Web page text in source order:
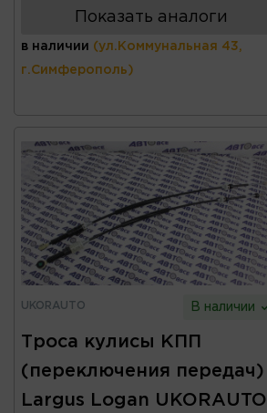
Показать аналоги
в наличии (ул.Коммунальная 43,
г.Симферополь)
UKORAUTO В наличии
Троса кулисы КПП
(переключения передач)
Largus Logan UKORAUTO